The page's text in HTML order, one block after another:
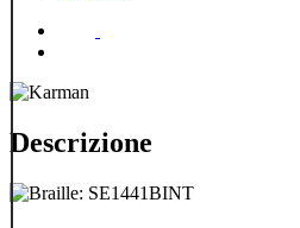
Descrizione